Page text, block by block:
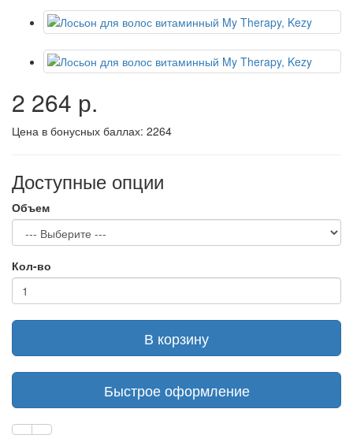
2 264 р.
Цена в бонусных баллах: 2264
Доступные опции
Объем
Кол-во
В корзину
Быстрое оформление